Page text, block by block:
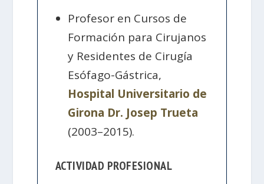
Profesor en Cursos de
Formación para Cirujanos
y Residentes de Cirugía
Esófago-Gástrica,
Hospital Universitario de
Girona Dr. Josep Trueta
(2003–2015).
ACTIVIDAD PROFESIONAL